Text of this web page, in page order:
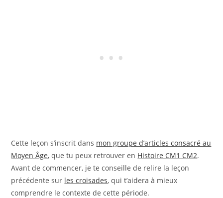
Cette leçon s’inscrit dans mon groupe d’articles consacré au
Moyen Âge, que tu peux retrouver en Histoire CM1 CM2.
Avant de commencer, je te conseille de relire la leçon
précédente sur les croisades, qui t’aidera à mieux
comprendre le contexte de cette période.